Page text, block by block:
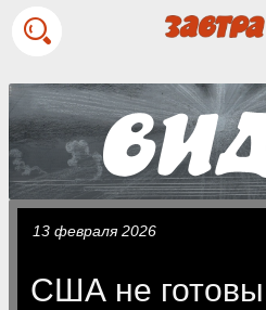
13 февраля 2026
США не